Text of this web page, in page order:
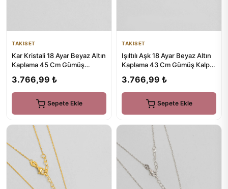
TAKISET
Kar Kristali 18 Ayar Beyaz Altın
Kaplama 45 Cm Gümüş
3.766,99 ₺
Sepete Ekle
TAKISET
Işıltılı Aşk 18 Ayar Beyaz Altın
Kaplama 43 Cm Gümüş Kalp
3.766,99 ₺
Sepete Ekle